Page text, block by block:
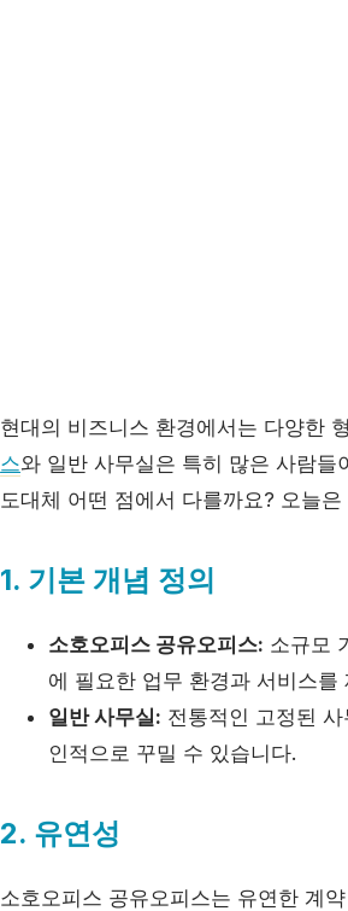
현대의 비즈니스 환경에서는 다양한
스와 일반 사무실은 특히 많은 사람
도대체 어떤 점에서 다를까요? 오늘
1. 기본 개념 정의
소호오피스 공유오피스: 소규모
에 필요한 업무 환경과 서비스를
일반 사무실: 전통적인 고정된
인적으로 꾸밀 수 있습니다.
2. 유연성
소호오피스 공유오피스는 유연한 계